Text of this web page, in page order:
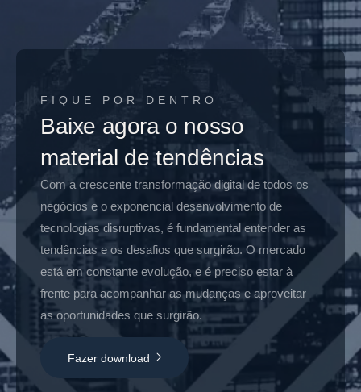
FIQUE POR DENTRO
Baixe agora o nosso
material de tendências
Com a crescente transformação digital de todos os
negócios e o exponencial desenvolvimento de
tecnologias disruptivas, é fundamental entender as
tendências e os desafios que surgirão. O mercado
está em constante evolução, e é preciso estar à
frente para acompanhar as mudanças e aproveitar
as oportunidades que surgirão.
Fazer download